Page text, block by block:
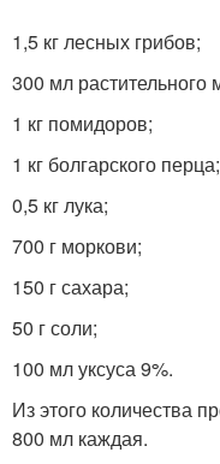
Салат из кольраби
1,5 кг лесных грибов;
300 мл растительного
1 кг помидоров;
1 кг болгарского перца;
0,5 кг лука;
700 г моркови;
150 г сахара;
50 г соли;
100 мл уксуса 9%.
Из этого количества
800 мл каждая.